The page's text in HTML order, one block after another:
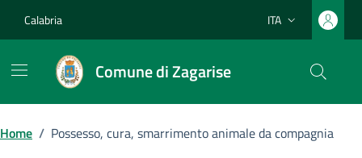
Calabria Lingua attiva:
ITA
Comune di Zagarise
Home / Possesso, cura, smarrimento animale da compagnia